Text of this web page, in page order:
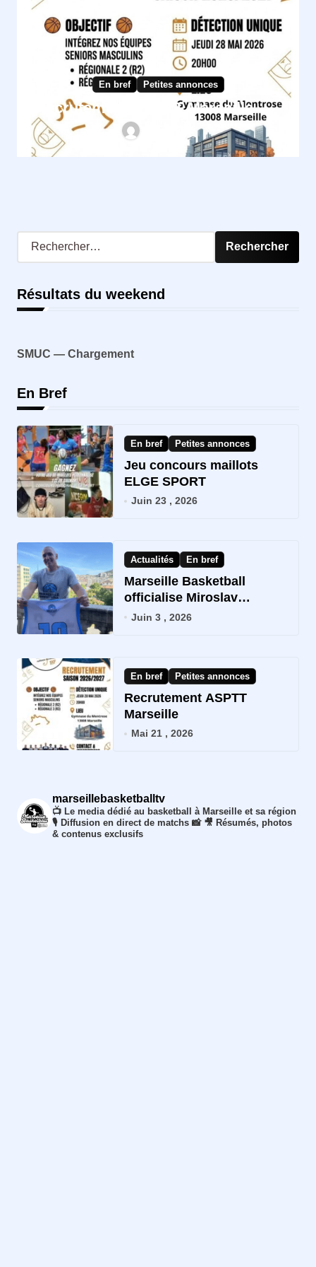
En bref Petites annonces
Recrutement ASPTT Marseille
e
h
:
Résultats du weekend
SMUC — Chargement
En Bref
En bref Petites annonces
Jeu concours maillots
ELGE SPORT
Juin 23 , 2026
Actualités En bref
Marseille Basketball
officialise Miroslav
Dobričan comme coach
Juin 3 , 2026
En bref Petites annonces
Recrutement ASPTT
Marseille
Mai 21 , 2026
marseillebasketballtv
📺 Le media dédié au basketball à Marseille et sa région
🎙️ Diffusion en direct de matchs 📸 🎥 Résumés, photos
& contenus exclusifs